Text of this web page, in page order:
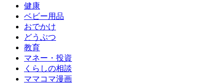
健康
ベビー用品
おでかけ
どうぶつ
教育
マネー・投資
くらしの相談
ママコマ漫画